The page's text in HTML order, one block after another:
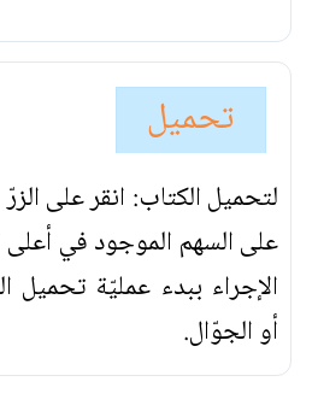
تحميل
لتحميل الكتاب: انقر على
على السهم الموجود في
الإجراء ببدء عمليّة تحميل
أو الجوّال.